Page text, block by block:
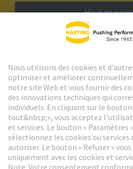
Haut de page
Aller à l'inscription
Social Media